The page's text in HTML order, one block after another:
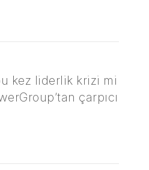
kez liderlik krizi mi
çarpıcı